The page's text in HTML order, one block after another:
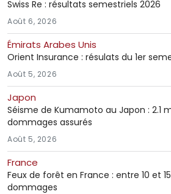
Swiss Re : résultats semestriels 2026
Août 6, 2026
Émirats Arabes Unis
Orient Insurance : résulats du 1er
Août 5, 2026
Japon
Séisme de Kumamoto au Japon : 2.1
dommages assurés
Août 5, 2026
France
Feux de forêt en France : entre 10 et
dommages